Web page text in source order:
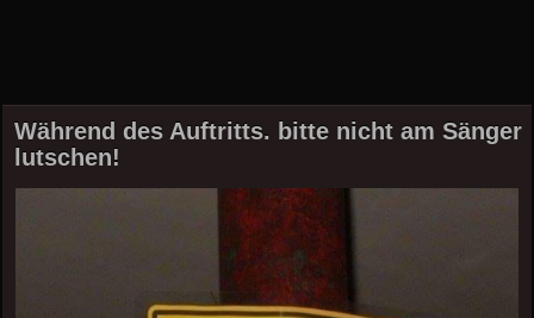
Während des Auftritts. bitte nicht am Sänger
lutschen!